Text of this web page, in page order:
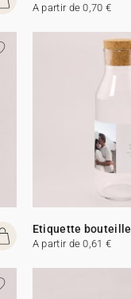
A partir de 0,70 €
Etiquette bouteille
A partir de 0,61 €